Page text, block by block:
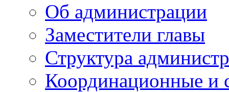
Об администрации
Заместители главы
Структура
Координационные и